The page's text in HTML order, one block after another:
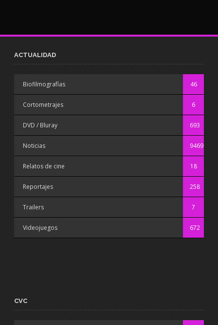
ACTUALIDAD
Biofilmografías 46
Cortometrajes 6
DVD / Bluray 693
Noticias 9469
Relatos de cine 18
Reportajes 258
Trailers 7
Videojuegos 672
CVC